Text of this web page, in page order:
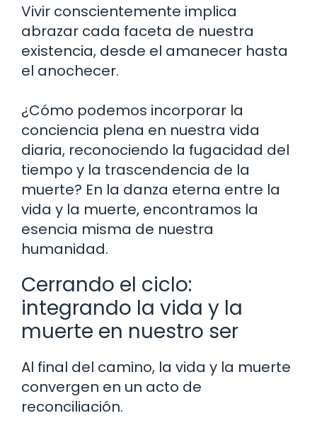
Vivir conscientemente implica
abrazar cada faceta de nuestra
existencia, desde el amanecer hasta
el anochecer.
¿Cómo podemos incorporar la
conciencia plena en nuestra vida
diaria, reconociendo la fugacidad del
tiempo y la trascendencia de la
muerte? En la danza eterna entre la
vida y la muerte, encontramos la
esencia misma de nuestra
humanidad.
Cerrando el ciclo:
integrando la vida y la
muerte en nuestro ser
Al final del camino, la vida y la muerte
convergen en un acto de
reconciliación.